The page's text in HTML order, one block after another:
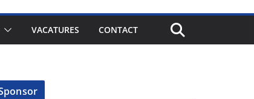
VACATURES CONTACT